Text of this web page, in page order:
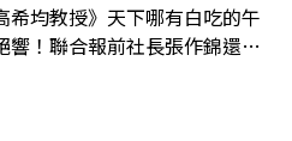
希均教授》天下哪有白吃的午
響！聯合報前社長張作錦還原